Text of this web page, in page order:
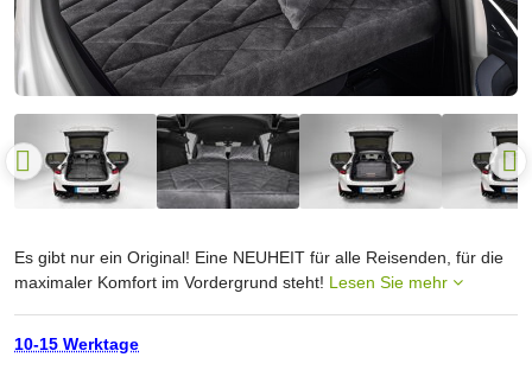
Es gibt nur ein Original! Eine NEUHEIT für alle Reisenden, für die
maximaler Komfort im Vordergrund steht! Lesen Sie mehr
10-15 Werktage